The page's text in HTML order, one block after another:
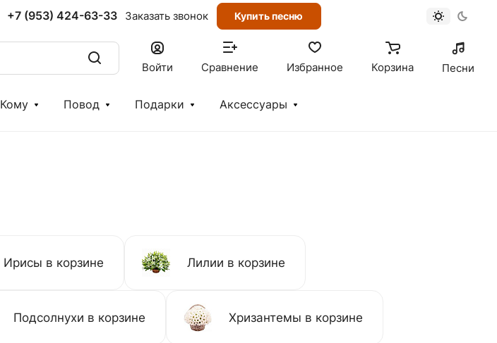
+7 (953) 424-63-33 Заказать звонок Купить песню
Войти Сравнение Избранное Корзина Песни
Кому Повод Подарки Аксессуары
Ирисы в корзине Лилии в корзине
Подсолнухи в корзине Хризантемы в корзине